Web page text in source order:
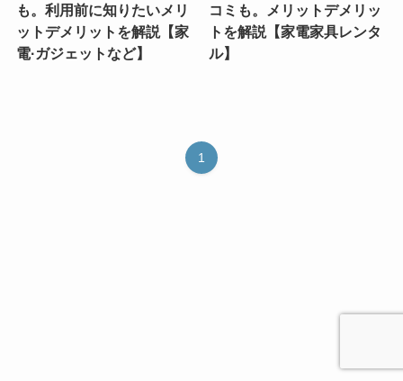
も。利用前に知りたいメリ
ットデメリットを解説【家
電·ガジェットなど】
コミも。メリットデメリッ
トを解説【家電家具レンタ
ル】
1